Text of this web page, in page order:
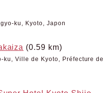
ku, Kyoto, Japon
(0.59 km)
ku, Ville de Kyoto, Préfecture de